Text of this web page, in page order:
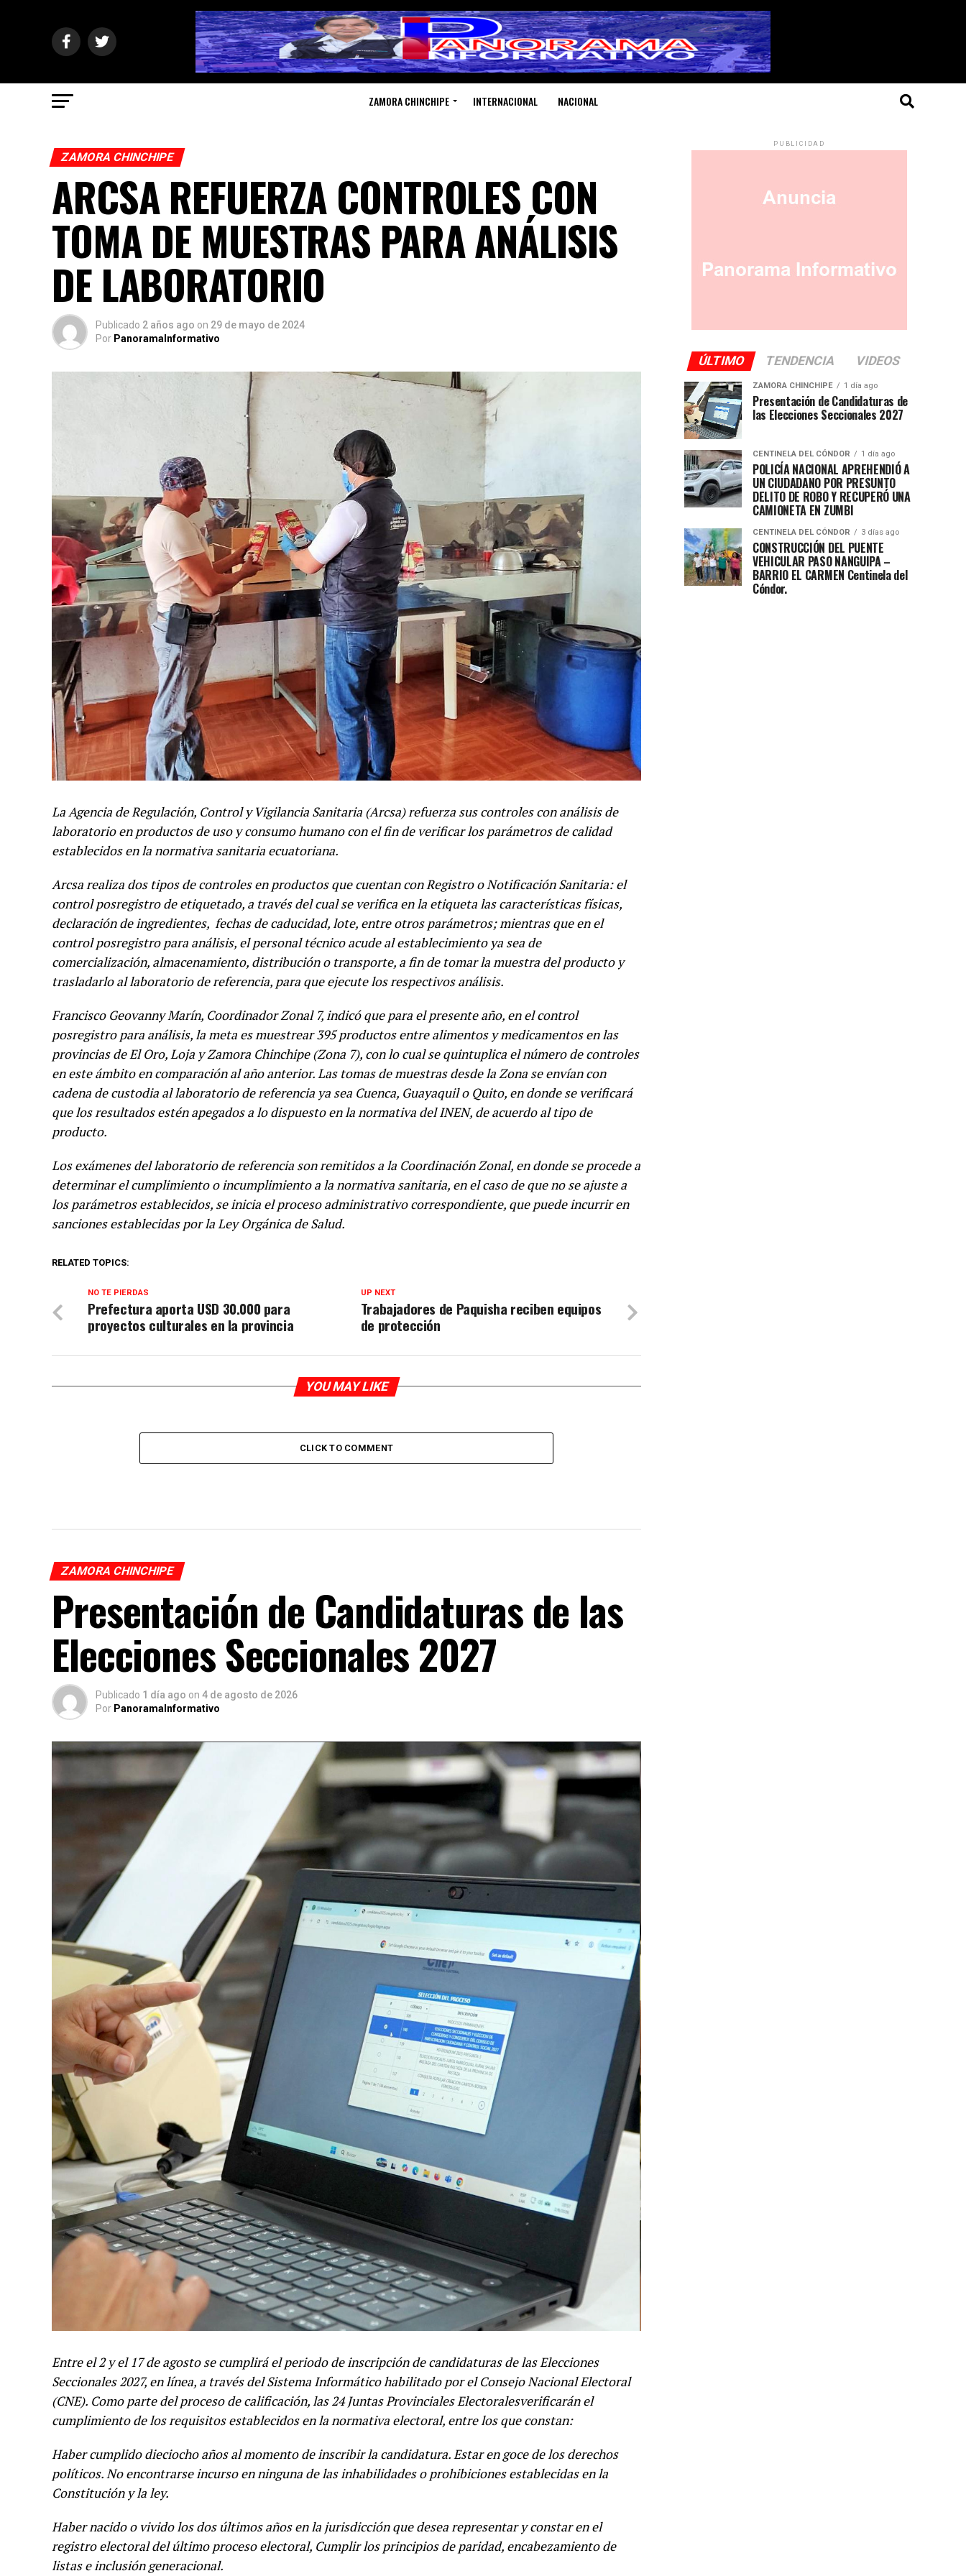
ZAMORA CHINCHIPE INTERNACIONAL NACIONAL
ZAMORA CHINCHIPE
ARCSA REFUERZA CONTROLES CON
TOMA DE MUESTRAS PARA ANÁLISIS
DE LABORATORIO
Publicado 2 años ago on 29 de mayo de 2024
Por PanoramaInformativo
La Agencia de Regulación, Control y Vigilancia Sanitaria (Arcsa) refuerza sus controles con análisis de
laboratorio en productos de uso y consumo humano con el fin de verificar los parámetros de calidad
establecidos en la normativa sanitaria ecuatoriana.
Arcsa realiza dos tipos de controles en productos que cuentan con Registro o Notificación Sanitaria: el
control posregistro de etiquetado, a través del cual se verifica en la etiqueta las características físicas,
declaración de ingredientes, fechas de caducidad, lote, entre otros parámetros; mientras que en el
control posregistro para análisis, el personal técnico acude al establecimiento ya sea de
comercialización, almacenamiento, distribución o transporte, a fin de tomar la muestra del producto y
trasladarlo al laboratorio de referencia, para que ejecute los respectivos análisis.
Francisco Geovanny Marín, Coordinador Zonal 7, indicó que para el presente año, en el control
posregistro para análisis, la meta es muestrear 395 productos entre alimentos y medicamentos en las
provincias de El Oro, Loja y Zamora Chinchipe (Zona 7), con lo cual se quintuplica el número de controles
en este ámbito en comparación al año anterior. Las tomas de muestras desde la Zona se envían con
cadena de custodia al laboratorio de referencia ya sea Cuenca, Guayaquil o Quito, en donde se verificará
que los resultados estén apegados a lo dispuesto en la normativa del INEN, de acuerdo al tipo de
producto.
Los exámenes del laboratorio de referencia son remitidos a la Coordinación Zonal, en donde se procede a
determinar el cumplimiento o incumplimiento a la normativa sanitaria, en el caso de que no se ajuste a
los parámetros establecidos, se inicia el proceso administrativo correspondiente, que puede incurrir en
sanciones establecidas por la Ley Orgánica de Salud.
RELATED TOPICS:
UP NEXT
Trabajadores de Paquisha reciben equipos
de protección
NO TE PIERDAS
Prefectura aporta USD 30.000 para
proyectos culturales en la provincia
YOU MAY LIKE
CLICK TO COMMENT
ZAMORA CHINCHIPE
Presentación de Candidaturas de las
Elecciones Seccionales 2027
Publicado 1 día ago on 4 de agosto de 2026
Por PanoramaInformativo
Entre el 2 y el 17 de agosto se cumplirá el periodo de inscripción de candidaturas de las Elecciones
Seccionales 2027, en línea, a través del Sistema Informático habilitado por el Consejo Nacional Electoral
(CNE). Como parte del proceso de calificación, las 24 Juntas Provinciales Electoralesverificarán el
cumplimiento de los requisitos establecidos en la normativa electoral, entre los que constan:
Haber cumplido dieciocho años al momento de inscribir la candidatura. Estar en goce de los derechos
políticos. No encontrarse incurso en ninguna de las inhabilidades o prohibiciones establecidas en la
Constitución y la ley.
Haber nacido o vivido los dos últimos años en la jurisdicción que desea representar y constar en el
registro electoral del último proceso electoral, Cumplir los principios de paridad, encabezamiento de
listas e inclusión generacional.
PUBLICIDAD
ÚLTIMO TENDENCIA VIDEOS
ZAMORA CHINCHIPE 1 día ago
Presentación de Candidaturas de
las Elecciones Seccionales 2027
CENTINELA DEL CÓNDOR 1 día ago
POLICÍA NACIONAL APREHENDIÓ A
UN CIUDADANO POR PRESUNTO
DELITO DE ROBO Y RECUPERÓ UNA
CAMIONETA EN ZUMBI
CENTINELA DEL CÓNDOR 3 días ago
CONSTRUCCIÓN DEL PUENTE
VEHICULAR PASO NANGUIPA –
BARRIO EL CARMEN Centinela del
Cóndor.